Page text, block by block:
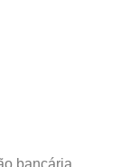
bancária